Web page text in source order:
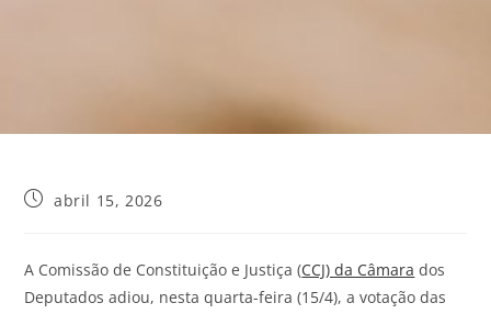
abril 15, 2026
A Comissão de Constituição e Justiça (CCJ) da Câmara dos
Deputados adiou, nesta quarta-feira (15/4), a votação das